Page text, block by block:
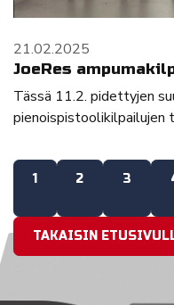
21.02.2025
JoeRes
Tässä 11.2. pidettyjen
pienoispistoolikilpailujen
1 2 3
TAKAISIN